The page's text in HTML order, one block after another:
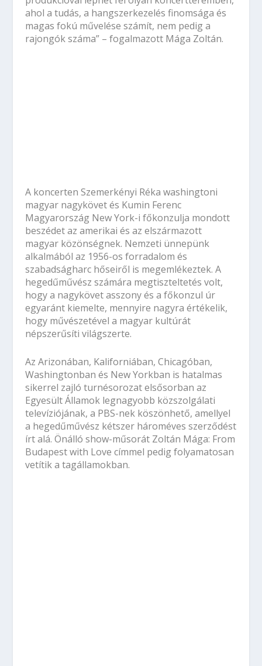
ahol a tudás, a hangszerkezelés finomsága és
magas fokú művelése számít, nem pedig a
rajongók száma” – fogalmazott Mága Zoltán.
hegedűművész számára megtiszteltetés volt,
hogy a nagykövet asszony és a főkonzul úr
egyaránt kiemelte, mennyire nagyra értékelik,
hogy művészetével a magyar kultúrát
népszerűsíti világszerte.
Az Arizonában, Kaliforniában, Chicagóban,
Washingtonban és New Yorkban is hatalmas
sikerrel zajló turnésorozat elsősorban az
Egyesült Államok legnagyobb közszolgálati
televíziójának, a PBS-nek köszönhető, amellyel
a hegedűművész kétszer hároméves szerződést
Budapest with Love címmel pedig folyamatosan
vetítik a tagállamokban.